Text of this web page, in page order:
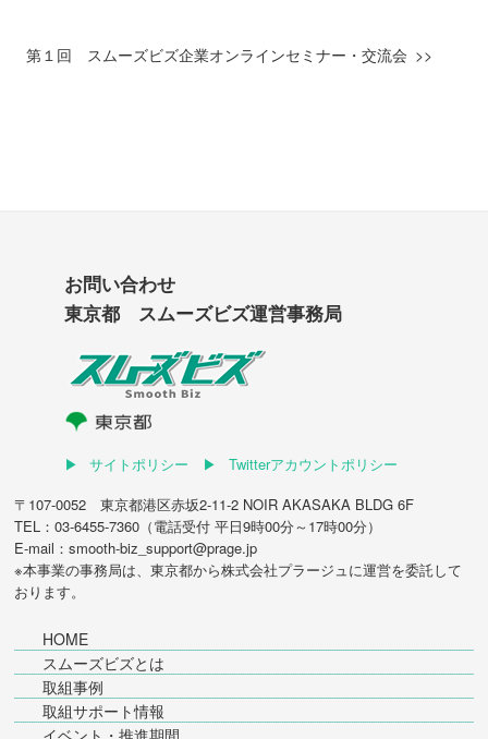
第１回 スムーズビズ企業オンラインセミナー・交流会
お問い合わせ
東京都 スムーズビズ運営事務局
サイトポリシー
Twitterアカウントポリシー
〒107-0052 東京都港区赤坂2-11-2 NOIR AKASAKA BLDG 6F
TEL：03-6455-7360（電話受付 平日9時00分～17時00分）
E-mail：smooth-biz_support@prage.jp
※本事業の事務局は、東京都から株式会社プラージュに運営を委託して
おります。
HOME
スムーズビズとは
取組事例
取組サポート情報